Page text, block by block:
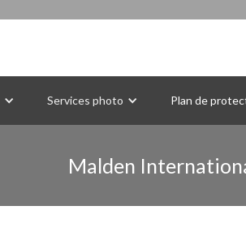
Services photo Plan de
Malden